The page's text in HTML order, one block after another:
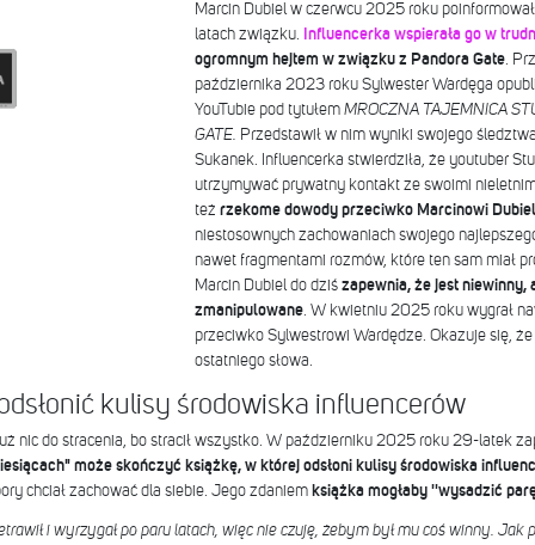
Marcin Dubiel w czerwcu 2025 roku
latach związku. Influencerka wspierała go w
ogromnym hejtem w związku z Pandora Gate.
października 2023 roku Sylwester Wardęga
YouTubie pod tytułem MROCZNA TAJEMNICA
GATE. Przedstawił w nim wyniki swojego
Sukanek. Influencerka stwierdziła, że youtuber
utrzymywać prywatny kontakt ze swoimi
też rzekome dowody przeciwko Marcinowi
niestosownych zachowaniach swojego
nawet fragmentami rozmów, które ten sam miał
Marcin Dubiel do dziśzapewnia, że jest niewinny,
zmanipulowane. W kwietniu 2025 roku wygrał
przeciwko Sylwestrowi Wardędze. Okazuje się,
ostatniego słowa.
kulisy środowiska influencerów
nic do stracenia, bo stracił wszystko. W październiku 2025 roku 29-latek
może skończyć książkę, w której odsłoni kulisy środowiska
chciał zachować dla siebie. Jego zdaniemksiążka mogłaby ''wysadzić
i wyrzygał po paru latach, więc nie czuję, żebym był mu coś winny.